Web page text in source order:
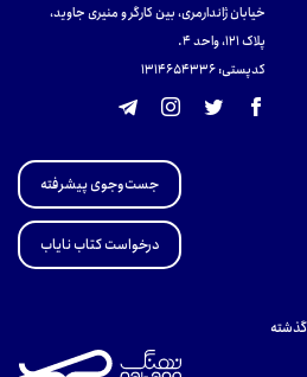
خیابان ژاندارمری، بین کارگر و منیری جاوید،
پلاک 121، واحد ۴.
کدپستی: 131465433۶
جست‌وجوی پیشرفته
درخواست کتاب نایاب